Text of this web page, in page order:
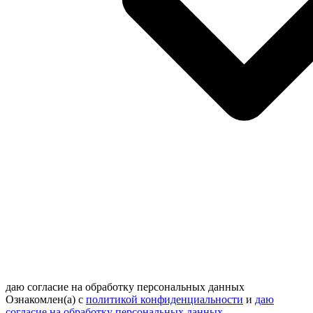
даю согласие на обработку персональных данных
Ознакомлен(а) с политикой конфиденциальности и даю